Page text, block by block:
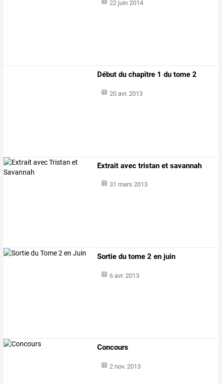
22 juin 2014
Début du chapitre 1 du tome 2
20 avr. 2013
Extrait avec tristan et savannah
31 mars 2013
Sortie du tome 2 en juin
6 avr. 2013
Concours
2 nov. 2013